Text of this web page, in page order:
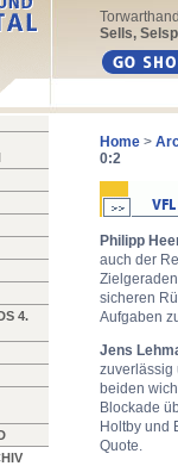
Sells,
4.
Home >
0:2
Philipp
auch der
sicheren
Aufgaben
Jens
zuverlässig
beiden
Blockade
Holtby und
Quote.